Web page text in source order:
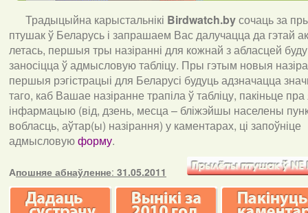
Традыцыйна карыстальнікі Birdwatch.byсочаць за
птушак ў Беларусь і запрашаем Вас далучацца да гэтай
летась, першыя тры назіранні для кожнай з абласцей
заносіцца ў адмысловую табліцу. Пры гэтым новыя
першыя рэгістрацыі для Беларусі будуць адзначацца
таго, каб Вашае назіранне трапіла ў табліцу, пакіньце пра
інфармацыю (від, дзень, месца – бліжэйшы населены
вобласць, аўтар(ы) назірання) у каментарах, ці запоўніце
адмысловуюформу.
Апошняе абнаўленне: 31.05.2011